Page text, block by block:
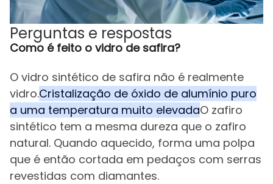
Perguntas e respostas
Como é feito o vidro de safira?
O vidro sintético de safira não é realmente
vidro.Cristalização de óxido de alumínio puro
a uma temperatura muito elevadaO zafiro
sintético tem a mesma dureza que o zafiro
natural. Quando aquecido, forma uma polpa
que é então cortada em pedaços com serras
revestidas com diamantes.